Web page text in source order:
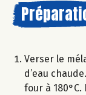
Verser le
d’eau
four à